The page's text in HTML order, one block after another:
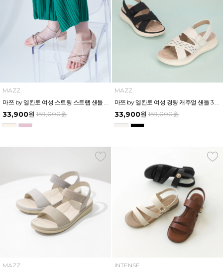
MAZZ
마쯔 by 엘칸토 여성 스트링 스트랩 샌들 3cm LCWW34M326
33,900원 159,000원
MAZZ
마쯔 by 엘칸토 여성 경량 캐주얼 샌들 3.5cm LCWW36M326
33,900원 159,000원
MAZZ
INTENSE